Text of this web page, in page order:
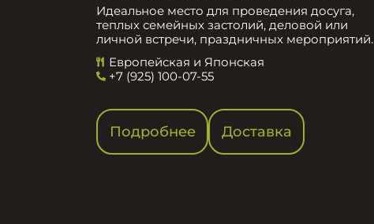
Идеальное место для проведения досуга,
теплых семейных застолий, деловой или
личной встречи, праздничных мероприятий.
Европейская и Японская
+7 (925) 100-07-55
Подробнее Доставка